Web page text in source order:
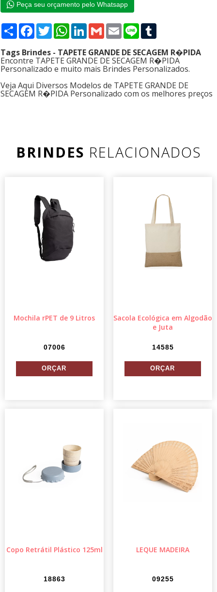
Peça seu orçamento pelo Whatsapp
Compartilhar
Facebook
TwitterWhatsApp
LinkedIn
GmailEmailLine
Tags Brindes - TAPETE GRANDE DE SECAGEM R�PIDA
Encontre TAPETE GRANDE DE SECAGEM R�PIDA
Personalizado e muito mais Brindes Personalizados.
Veja Aqui Diversos Modelos de TAPETE GRANDE DE
SECAGEM R�PIDA Personalizado com os melhores preços
BRINDES RELACIONADOS
Mochila rPET de 9 Litros
07006
Sacola Ecológica em Algodão
e Juta
14585
Copo Retrátil Plástico 125ml
18863
LEQUE MADEIRA
09255